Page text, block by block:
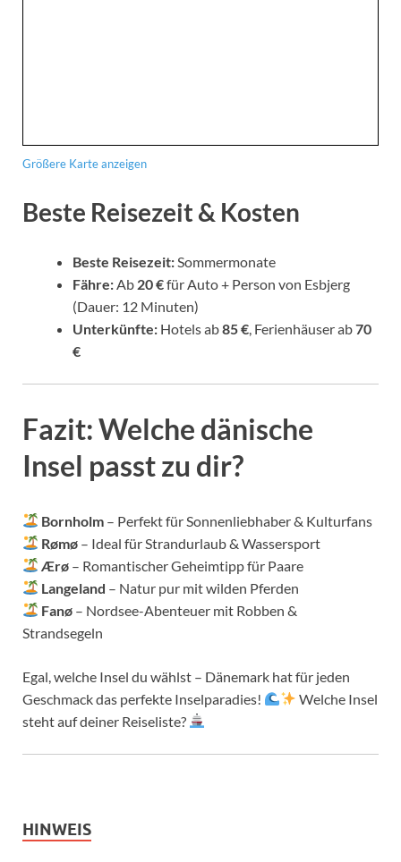
Größere Karte anzeigen
Beste Reisezeit & Kosten
Beste Reisezeit:Sommermonate
Fähre:Ab 20 €für Auto + Person von Esbjerg
(Dauer: 12 Minuten)
Unterkünfte: Hotels ab85 €, Ferienhäuser ab70
€
Fazit: Welche dänische
Insel passt zu dir?
Bornholm – Perfekt für Sonnenliebhaber & Kulturfans
Rømø – Ideal für Strandurlaub & Wassersport
Ærø – Romantischer Geheimtipp für Paare
Langeland – Natur pur mit wilden Pferden
Fanø – Nordsee-Abenteuer mit Robben &
Strandsegeln
Egal, welche Insel du wählst – Dänemark hat für jeden
Geschmack das perfekte Inselparadies!
Welche Insel
steht auf deiner Reiseliste?
HINWEIS